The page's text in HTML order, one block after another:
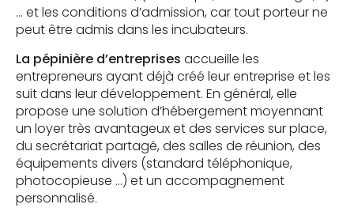
… et les conditions d’admission, car tout porteur ne
peut être admis dans les incubateurs.
La pépinière d’entreprises accueille les
entrepreneurs ayant déjà créé leur entreprise et les
suit dans leur développement. En général, elle
propose une solution d’hébergement moyennant
un loyer très avantageux et des services sur place,
du secrétariat partagé, des salles de réunion, des
équipements divers (standard téléphonique,
photocopieuse …) et un accompagnement
personnalisé.